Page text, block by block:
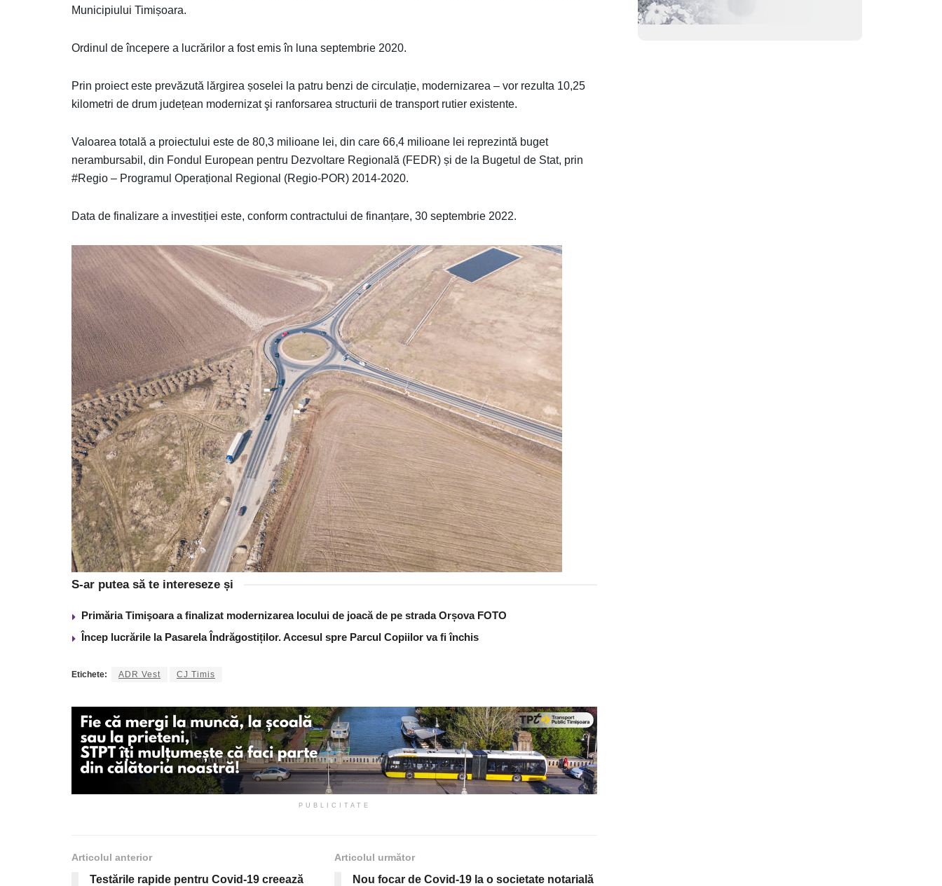
Municipiului Timișoara.
Ordinul de începere a lucrărilor a fost emis în luna septembrie 2020.
Prin proiect este prevăzută lărgirea șoselei la patru benzi de circulație, modernizarea – vor rezulta 10,25
kilometri de drum județean modernizat şi ranforsarea structurii de transport rutier existente.
Valoarea totală a proiectului este de 80,3 milioane lei, din care 66,4 milioane lei reprezintă buget
nerambursabil, din Fondul European pentru Dezvoltare Regională (FEDR) și de la Bugetul de Stat, prin
#Regio – Programul Operațional Regional (Regio-POR) 2014-2020.
Data de finalizare a investiției este, conform contractului de finanțare, 30 septembrie 2022.
S-ar putea să te intereseze și
Primăria Timişoara a finalizat modernizarea locului de joacă de pe strada Orșova FOTO
Încep lucrările la Pasarela Îndrăgostiților. Accesul spre Parcul Copiilor va fi închis
Etichete: ADR Vest CJ Timis
PUBLICITATE
Articolul anterior
Testările rapide pentru Covid-19 creează
Articolul următor
Nou focar de Covid-19 la o societate notarială